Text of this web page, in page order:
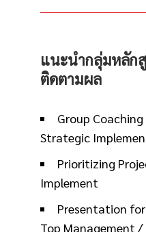
แนะนำกลุ่มหลัก
ติดตามผล
Group
Strategic
Prioritizing
Implement
Presentation
Top Management /